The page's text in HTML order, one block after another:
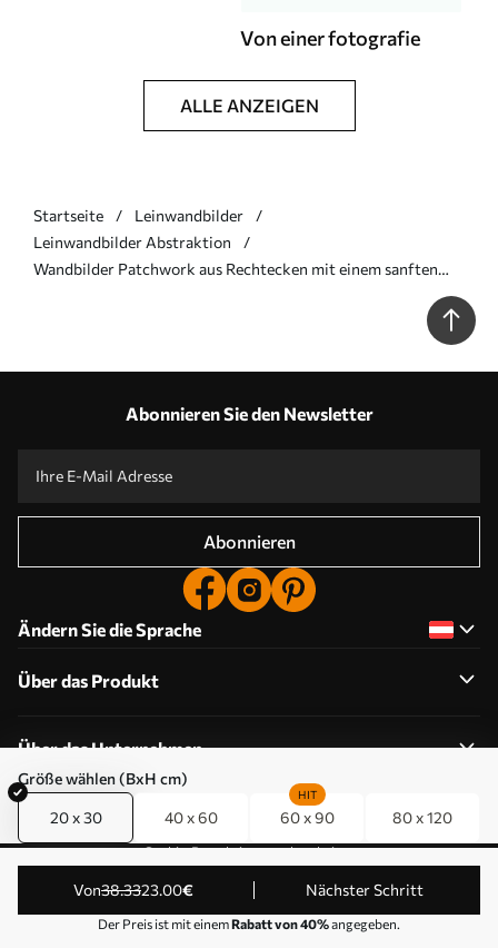
Größe wählen (BxH cm)
20 x 30 40 x 60 60 x 90
HIT
80 x 120
von38.3323.00€ Nächster Schritt
Der Preis ist mit einemRabatt von 40%angegeben.
Von einer fotografie
ALLE ANZEIGEN
Startseite
Leinwandbilder
Leinwandbilder Abstraktion
Wandbilder Patchwork aus Rechtecken mit einem sanften
Abonnieren Sie den Newsletter
Abonnieren
Ändern Sie die Sprache
Über das Produkt
Über das Unternehmen
Cookie-Berechtigungen bearbeiten
© 2011-2026 Uwalls . Alle Rechte vorbehalten. Betrieben
von KLW Sp. z o.o. VAT ID: PL9223057591.